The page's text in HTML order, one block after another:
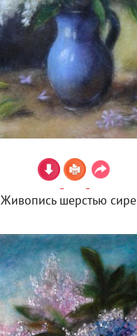
Живопись шерстью